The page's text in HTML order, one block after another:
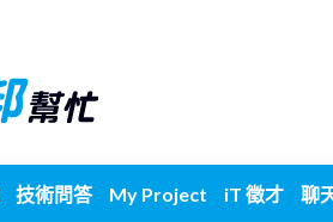
技術問答 My Project iT 徵才 聊